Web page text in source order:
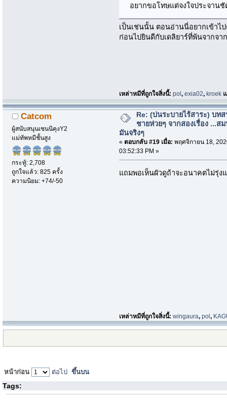
อยากขอโทษแต่จงใจประจาน
เป็นเช่นนั้น ตอนอ่านนี่อยากเข้าไ
ก่อนไปยินดีกับเดลิยาร์ที่พ้นจากจาก
เหล่าหมีที่ถูกใจสิ่งนี้:pol,exia02,kroek
Catcom
ผู้สนับสนุนเซนนิคุงY2
แม่ทัพหมีชั้นสูง
กระทู้: 2,708
ถูกใจแล้ว: 825 ครั้ง
ความนิยม: +74/-50
Re: (บ่นระบายไร้สาระ) บท
ชายห่วยๆ จากสองเรื่อง ...ส
มันจริงๆ
« ตอบกลับ #19 เมื่อ: พฤศจิกายน 18,
03:52:33 PM »
แถมพอเห็นผัวดูถ้าจะอนาคตไม่รุ่ง
เหล่าหมีที่ถูกใจสิ่งนี้:wingaura,pol,
หน้าก่อน ต่อไป ขึ้นบน
Tags: